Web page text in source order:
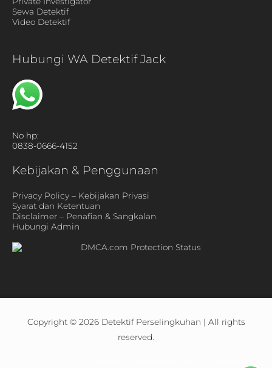
Sewa Detektif
Video Detektif
Hubungi WA Detektif Jack
No hp:
0838-0666-4152
Kebijakan & Penggunaan
Privacy Policy – Kebijakan Privasi
Syarat dan Ketentuan
Disclaimer – Penafian & Sangkalan
Hubungi Admin
Copyright © 2026 Detektif Perselingkuhan | All rights
reserved.